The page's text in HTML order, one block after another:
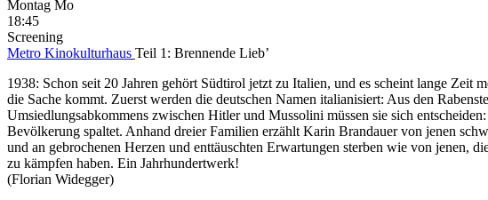
Montag Mo
18:45
Screening
Metro Kinokulturhaus Teil 1: Brennende Lieb’
1938: Schon seit 20 Jahren gehört Südtirol jetzt zu Italien, und es scheint lange Zeit
die Sache kommt. Zuerst werden die deutschen Namen italianisiert: Aus den
Umsiedlungsabkommens zwischen Hitler und Mussolini müssen sie sich
Bevölkerung spaltet. Anhand dreier Familien erzählt Karin Brandauer von jenen
und an gebrochenen Herzen und enttäuschten Erwartungen sterben wie von jenen,
zu kämpfen haben. Ein Jahrhundertwerk!
(Florian Widegger)